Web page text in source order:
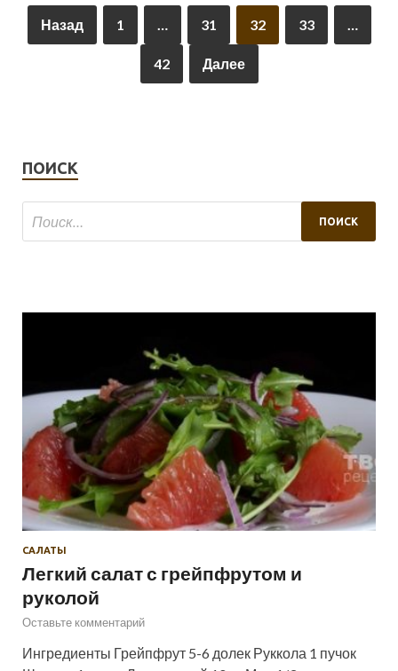
Назад 1 … 31 32 33 …
42 Далее
ПОИСК
САЛАТЫ
Легкий салат с грейпфрутом и
руколой
Оставьте комментарий
Ингредиенты Грейпфрут 5-6 долек Руккола 1 пучок